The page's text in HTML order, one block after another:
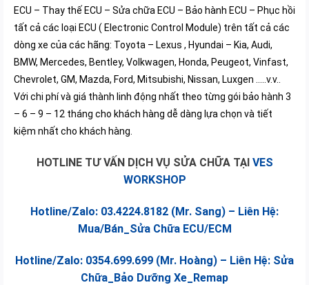
ECU – Thay thế ECU – Sửa chữa ECU – Bảo hành ECU – Phục hồi
tất cả các loại ECU ( Electronic Control Module) trên tất cả các
dòng xe của các hãng: Toyota – Lexus , Hyundai – Kia, Audi,
BMW, Mercedes, Bentley, Volkwagen, Honda, Peugeot, Vinfast,
Chevrolet, GM, Mazda, Ford, Mitsubishi, Nissan, Luxgen …..v.v..
Với chi phí và giá thành linh động nhất theo từng gói bảo hành 3
– 6 – 9 – 12 tháng cho khách hàng dễ dàng lựa chọn và tiết
kiệm nhất cho khách hàng.
HOTLINE TƯ VẤN DỊCH VỤ SỬA CHỮA TẠI VES
WORKSHOP
Hotline/Zalo: 03.4224.8182 (Mr. Sang) – Liên Hệ:
Mua/Bán_Sửa Chữa ECU/ECM
Hotline/Zalo: 0354.699.699 (Mr. Hoàng) – Liên Hệ: Sửa
Chữa_Bảo Dưỡng Xe_Remap